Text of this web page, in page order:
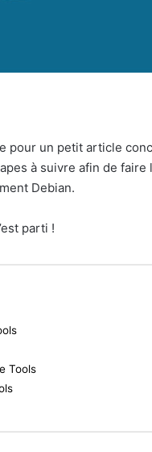
pour un petit article
à suivre afin de faire
Debian.
parti !
Tools